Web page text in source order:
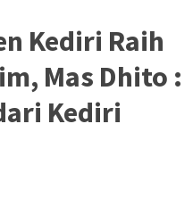
Kediri Raih
Mas Dhito :
Kediri